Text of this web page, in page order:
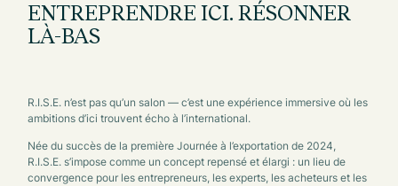
ENTREPRENDRE ICI. RÉSONNER
LÀ-BAS
R.I.S.E. n’est pas qu’un salon — c’est une expérience immersive où les
ambitions d’ici trouvent écho à l’international.
Née du succès de la première Journée à l’exportation de 2024,
R.I.S.E. s’impose comme un concept repensé et élargi : un lieu de
convergence pour les entrepreneurs, les experts, les acheteurs et les